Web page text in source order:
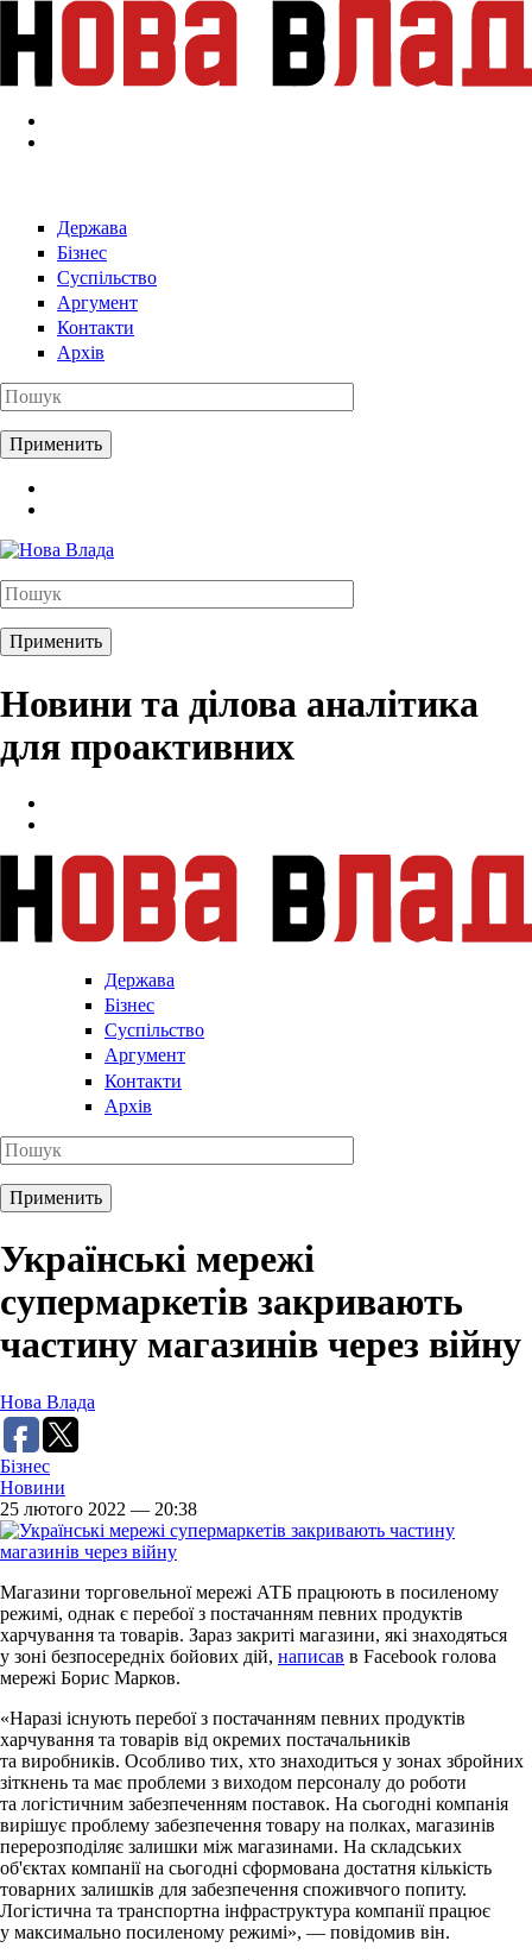
Перейти к основному содержанию
Держава
Бізнес
Суспільство
Аргумент
Контакти
Архів
Новини та ділова аналітика
для проактивних
Держава
Бізнес
Суспільство
Аргумент
Контакти
Архів
Українські мережі
супермаркетів закривають
частину магазинів через війну
Нова Влада
Бізнес
Новини
25 лютого 2022 — 20:38
Магазини торговельної мережі АТБ працюють в посиленому
режимі, однак є перебої з постачанням певних продуктів
харчування та товарів. Зараз закриті магазини, які знаходяться
у зоні безпосередніх бойових дій, написав в Facebook голова
мережі Борис Марков.
«Наразі існують перебої з постачанням певних продуктів
харчування та товарів від окремих постачальників
та виробників. Особливо тих, хто знаходиться у зонах збройних
зіткнень та має проблеми з виходом персоналу до роботи
та логістичним забезпеченням поставок. На сьогодні компанія
вирішує проблему забезпечення товару на полках, магазинів
перерозподіляє залишки між магазинами. На складських
об'єктах компанії на сьогодні сформована достатня кількість
товарних залишків для забезпечення споживчого попиту.
Логістична та транспортна інфраструктура компанії працює
у максимально посиленому режимі», — повідомив він.